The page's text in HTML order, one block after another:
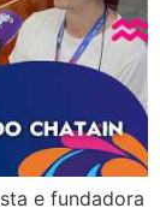
e fundadora